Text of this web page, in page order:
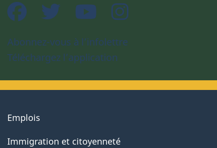
Facebook Twitter YouTube
Abonnez-vous à l’infolettre
Téléchargez l’application
About
government
Emplois
Immigration et citoyenneté